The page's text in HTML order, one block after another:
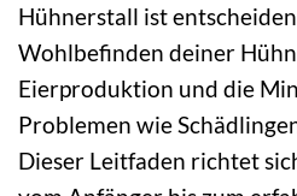
Hühnerstall ist
Wohlbefinden deiner
Eierproduktion und die
Problemen wie
Dieser Leitfaden richtet